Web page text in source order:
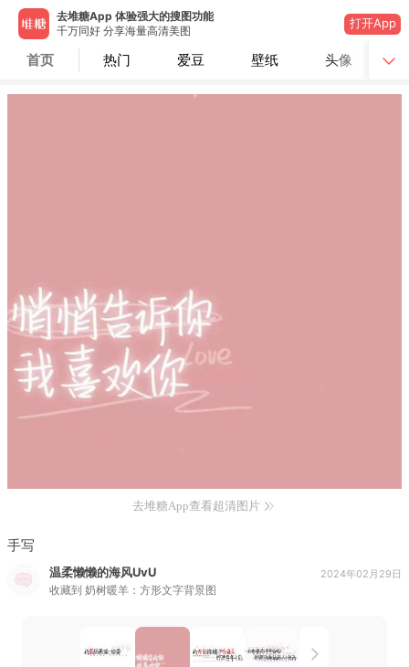
去堆糖App 体验强大的搜图功能
千万同好 分享海量高清美图
打开App
首页 热门 爱豆 壁纸 头像
去堆糖App查看超清图片
手写
温柔懒懒的海风UvU
收藏到 奶树暖羊：方形文字背景图
2024年02月29日